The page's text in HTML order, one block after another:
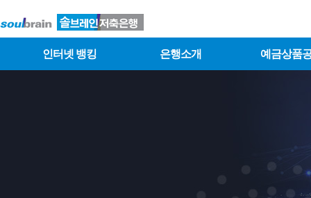
인터넷 뱅킹 은행소개 예금상품